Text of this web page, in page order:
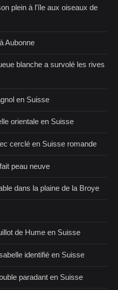
plein à l'île aux oiseaux de
Aubonne
blanche a survolé les rives
en Suisse
orientale en Suisse
cerclé en Suisse romande
peau neuve
dans la plaine de la Broye
de Hume en Suisse
identifié en Suisse
paradant en Suisse